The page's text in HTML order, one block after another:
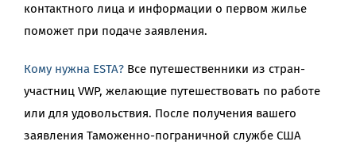
контактного лица и информации о первом жилье
поможет при подаче заявления.
Кому нужна ESTA?Все путешественники из стран-
участниц VWP, желающие путешествовать по работе
или для удовольствия. После получения вашего
заявления Таможенно-пограничной службе США